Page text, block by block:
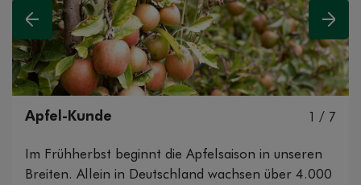
1 / 7
Apfel-Kunde
Im Frühherbst beginnt die Apfelsaison in unseren
Breiten. Allein in Deutschland wachsen über 4.000
Vorheriges